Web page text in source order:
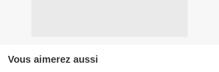
Vous aimerez aussi